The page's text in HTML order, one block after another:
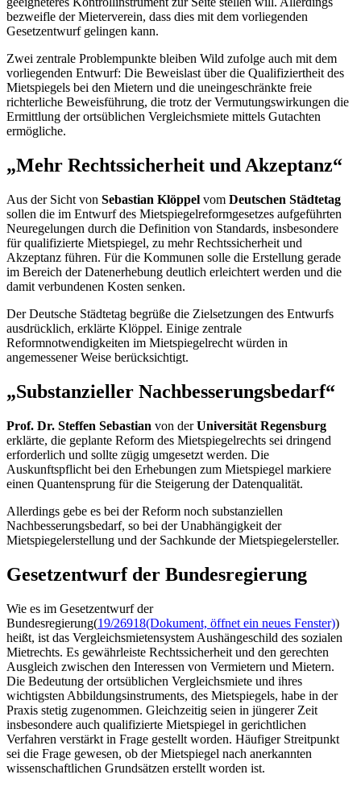
bezweifle der Mieterverein, dass dies mit dem vorliegenden
Gesetzentwurf gelingen kann.
Zwei zentrale Problempunkte bleiben Wild zufolge auch mit dem
vorliegenden Entwurf: Die Beweislast über die Qualifiziertheit des
Mietspiegels bei den Mietern und die uneingeschränkte freie
richterliche Beweisführung, die trotz der Vermutungswirkungen die
Ermittlung der ortsüblichen Vergleichsmiete mittels Gutachten
ermögliche.
„Mehr Rechtssicherheit und Akzeptanz“
Aus der Sicht von Sebastian Klöppel vom Deutschen Städtetag
sollen die im Entwurf des Mietspiegelreformgesetzes aufgeführten
Neuregelungen durch die Definition von Standards, insbesondere
für qualifizierte Mietspiegel, zu mehr Rechtssicherheit und
Akzeptanz führen. Für die Kommunen solle die Erstellung gerade
im Bereich der Datenerhebung deutlich erleichtert werden und die
damit verbundenen Kosten senken.
Der Deutsche Städtetag begrüße die Zielsetzungen des Entwurfs
ausdrücklich, erklärte Klöppel. Einige zentrale
Reformnotwendigkeiten im Mietspiegelrecht würden in
angemessener Weise berücksichtigt.
„Substanzieller Nachbesserungsbedarf“
Prof. Dr. Steffen Sebastian von derUniversität Regensburg
erklärte, die geplante Reform des Mietspiegelrechts sei dringend
erforderlich und sollte zügig umgesetzt werden. Die
Auskunftspflicht bei den Erhebungen zum Mietspiegel markiere
einen Quantensprung für die Steigerung der Datenqualität.
Allerdings gebe es bei der Reform noch substanziellen
Nachbesserungsbedarf, so bei der Unabhängigkeit der
Mietspiegelerstellung und der Sachkunde der Mietspiegelersteller.
Gesetzentwurf der Bundesregierung
Wie es im Gesetzentwurf der
Bundesregierung(19/26918(Dokument, öffnet ein neues Fenster))
heißt, ist das Vergleichsmietensystem Aushängeschild des sozialen
Mietrechts. Es gewährleiste Rechtssicherheit und den gerechten
Ausgleich zwischen den Interessen von Vermietern und Mietern.
Die Bedeutung der ortsüblichen Vergleichsmiete und ihres
wichtigsten Abbildungsinstruments, des Mietspiegels, habe in der
Praxis stetig zugenommen. Gleichzeitig seien in jüngerer Zeit
insbesondere auch qualifizierte Mietspiegel in gerichtlichen
Verfahren verstärkt in Frage gestellt worden. Häufiger Streitpunkt
sei die Frage gewesen, ob der Mietspiegel nach anerkannten
wissenschaftlichen Grundsätzen erstellt worden ist.